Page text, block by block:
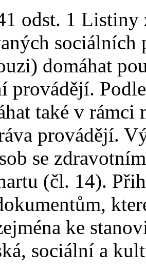
odst. 1 Listiny
sociálních
domáhat
provádějí.
také v rámci
provádějí.
se
(čl. 14).
ke
sociální a